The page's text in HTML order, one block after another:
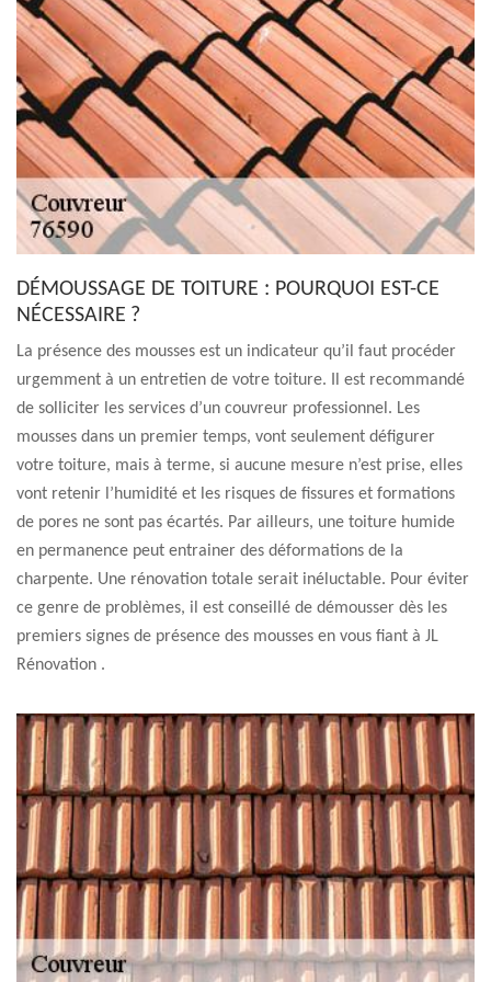
DÉMOUSSAGE DE TOITURE : POURQUOI EST-CE
NÉCESSAIRE ?
La présence des mousses est un indicateur qu’il faut procéder
urgemment à un entretien de votre toiture. Il est recommandé
de solliciter les services d’un couvreur professionnel. Les
mousses dans un premier temps, vont seulement défigurer
votre toiture, mais à terme, si aucune mesure n’est prise, elles
vont retenir l’humidité et les risques de fissures et formations
de pores ne sont pas écartés. Par ailleurs, une toiture humide
en permanence peut entrainer des déformations de la
charpente. Une rénovation totale serait inéluctable. Pour éviter
ce genre de problèmes, il est conseillé de démousser dès les
premiers signes de présence des mousses en vous fiant à JL
Rénovation .